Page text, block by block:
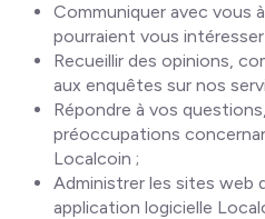
Communiquer avec vous
pourraient vous intéresser
Recueillir des opinions,
aux enquêtes sur nos
Répondre à vos
préoccupations
Localcoin ;
Administrer les sites
application logicielle